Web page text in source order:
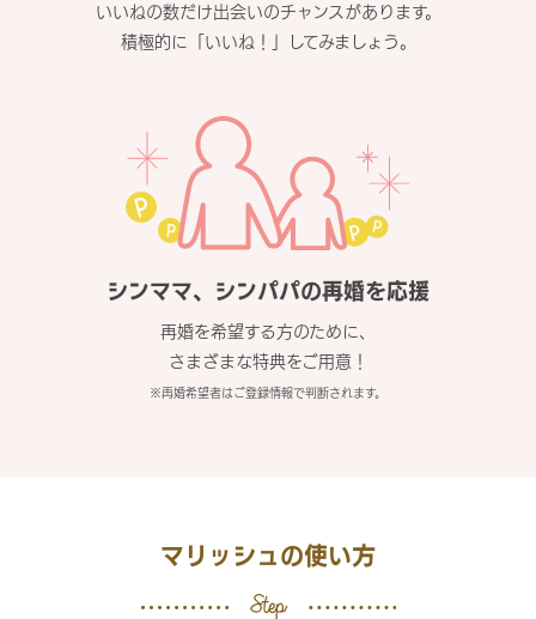
いいねの数だけ出会いのチャンスがあります。
積極的に「いいね！」してみましょう。
シンママ、シンパパの再婚を応援
再婚を希望する方のために、
さまざまな特典をご用意！
※再婚希望者はご登録情報で判断されます。
マリッシュの使い方